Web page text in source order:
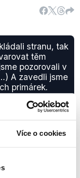
Více o cookies
stranu, tak
těm
pozorovali v
A zavedli jsme
primárek.
22. října 2013